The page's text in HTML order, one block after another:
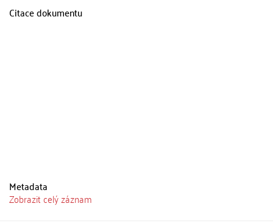
Citace dokumentu
Metadata
Zobrazit celý záznam